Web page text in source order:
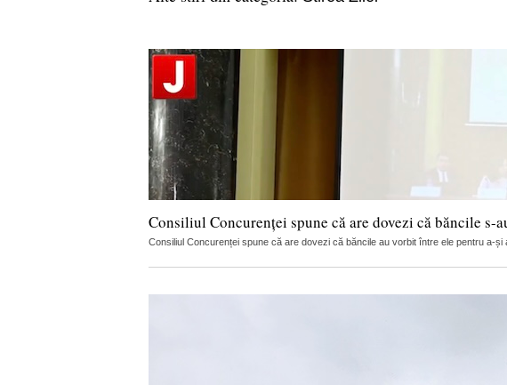
Consiliul Concurenței spune că are dovezi că băncile s-
Consiliul Concurenței spune că are dovezi că băncile au vorbit între ele pentru a-